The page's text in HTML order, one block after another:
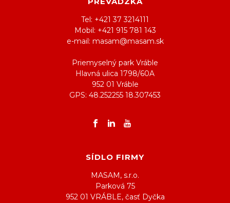
Tel: +421 37 3214111
Mobil: +421 915 781 143
e-mail: masam@masam.sk
Priemyselný park Vráble
Hlavná ulica 1798/60A
952 01 Vráble
GPS: 48.252255 18.307453
SÍDLO FIRMY
MASAM, s.r.o.
Parková 75
952 01 VRÁBLE, časť Dyčka